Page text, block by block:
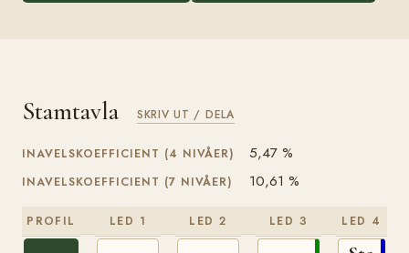
Stamtavla SKRIV UT / DELA
INAVELSKOEFFICIENT (4 NIVÅER) 5,47 %
INAVELSKOEFFICIENT (7 NIVÅER) 10,61 %
PROFIL LED 1 LED 2 LED 3 LED 4